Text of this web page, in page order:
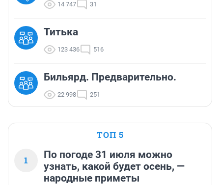
14 747 31
Титька
123 436 516
Бильярд. Предварительно.
22 998 251
ТОП 5
1
По погоде 31 июля можно
узнать, какой будет осень, —
народные приметы